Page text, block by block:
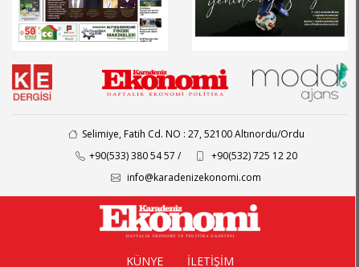
Selimiye, Fatih Cd. NO : 27, 52100 Altınordu/Ordu
+90(533) 380 54 57 /
+90(532) 725 12 20
info@karadenizekonomi.com
KÜNYE İLETİŞİM